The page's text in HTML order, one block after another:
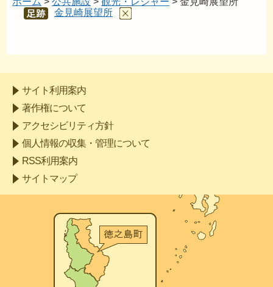
あし
金見崎展望所
サイト利用案内
著作権について
アクセシビリティ方針
個人情報の収集・管理について
RSS利用案内
サイトマップ